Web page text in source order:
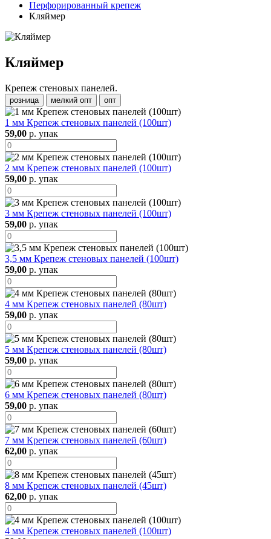
Перфорированный крепеж
Кляймер
Кляймер
Крепеж стеновых панелей.
розница мелкий опт опт
1 мм Крепеж стеновых панелей (100шт)
59,00 р. упак
2 мм Крепеж стеновых панелей (100шт)
59,00 р. упак
3 мм Крепеж стеновых панелей (100шт)
59,00 р. упак
3,5 мм Крепеж стеновых панелей (100шт)
59,00 р. упак
4 мм Крепеж стеновых панелей (80шт)
59,00 р. упак
5 мм Крепеж стеновых панелей (80шт)
59,00 р. упак
6 мм Крепеж стеновых панелей (80шт)
59,00 р. упак
7 мм Крепеж стеновых панелей (60шт)
62,00 р. упак
8 мм Крепеж стеновых панелей (45шт)
62,00 р. упак
4 мм Крепеж стеновых панелей (100шт)